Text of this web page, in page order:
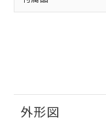
外形図
お客
EU RoHS
51物質の